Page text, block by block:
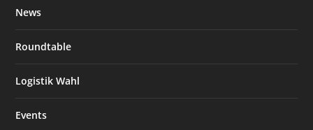
News
Roundtable
Logistik Wahl
Events